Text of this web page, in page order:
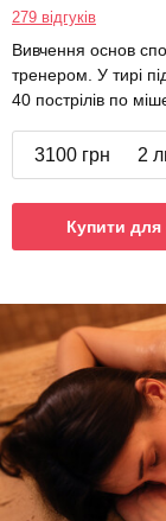
279 відгуків
Вивчення основ
тренером. У тирі
40 пострілів по
3100 грн 2
Купити для